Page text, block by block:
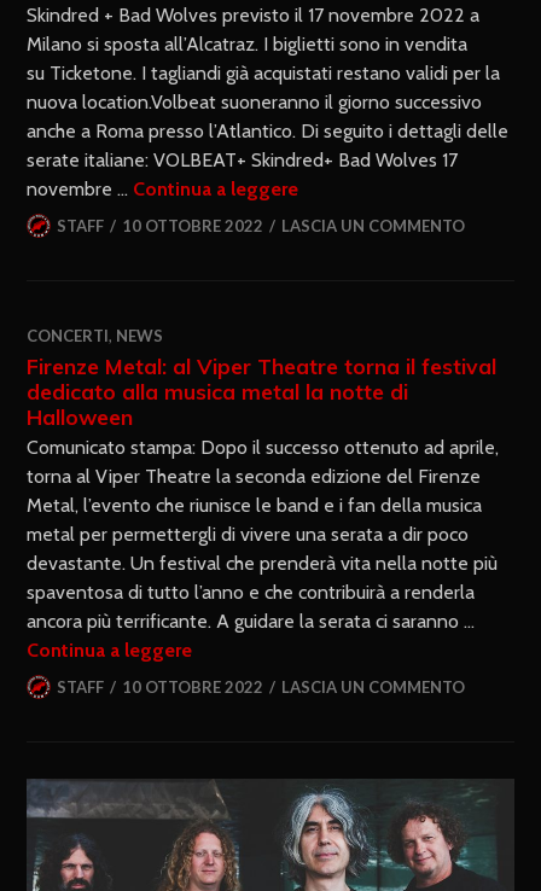
Skindred + Bad Wolves previsto il 17 novembre 2022 a
Milano si sposta all’Alcatraz. I biglietti sono in vendita
su Ticketone. I tagliandi già acquistati restano validi per la
nuova location.Volbeat suoneranno il giorno successivo
anche a Roma presso l’Atlantico. Di seguito i dettagli delle
serate italiane: VOLBEAT+ Skindred+ Bad Wolves 17
novembre … Continua a leggere
STAFF 10 OTTOBRE 2022 LASCIA UN COMMENTO
CONCERTI, NEWS
Firenze Metal: al Viper Theatre torna il festival
dedicato alla musica metal la notte di
Halloween
Comunicato stampa: Dopo il successo ottenuto ad aprile,
torna al Viper Theatre la seconda edizione del Firenze
Metal, l’evento che riunisce le band e i fan della musica
metal per permettergli di vivere una serata a dir poco
devastante. Un festival che prenderà vita nella notte più
spaventosa di tutto l’anno e che contribuirà a renderla
ancora più terrificante. A guidare la serata ci saranno …
Continua a leggere
STAFF 10 OTTOBRE 2022 LASCIA UN COMMENTO